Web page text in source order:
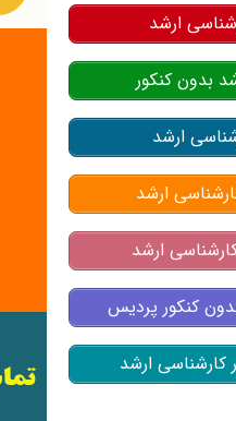
ارشد
بدون کنکور
ارشد
ارشد
ارشد
کنکور پردیس
کارشناسی ارشد